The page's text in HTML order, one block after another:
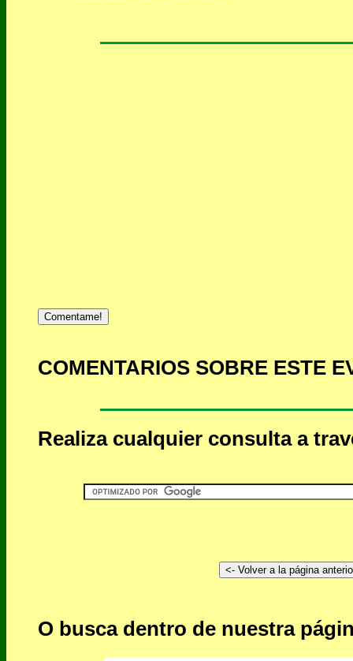
Comentame!
COMENTARIOS SOBRE ESTE
Realiza cualquier consulta a
O busca dentro de nuestra